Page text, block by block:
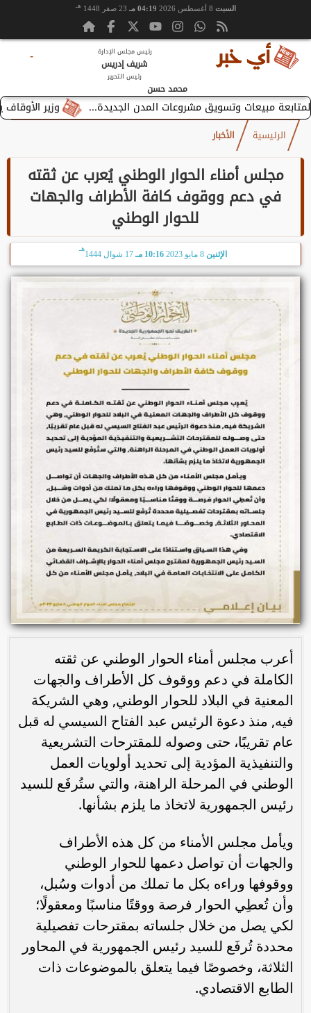
السبت 04:19 مـ 23 صفر 1448 هـ
رئيس مجلس الإدارة
شريف إدريس
رئيس التحرير
محمد حسن
-
وزير الأوقاف
الرئيسية الأخبار
مجلس أمناء الحوار الوطني يُعرب عن ثقته
في دعم ووقوف كافة الأطراف والجهات
للحوار الوطني
الإثنين 8 مايو 2023 10:16 مـ 17 شوال 1444
هـ
أعرب مجلس أمناء الحوار الوطني عن ثقته
الكاملة في دعم ووقوف كل الأطراف والجهات
المعنية في البلاد للحوار الوطني, وهي الشريكة
فيه, منذ دعوة الرئيس عبد الفتاح السيسي له قبل
عام تقريبًا، حتى وصوله للمقترحات التشريعية
والتنفيذية المؤدية إلى تحديد أولويات العمل
الوطني في المرحلة الراهنة، والتي ستُرفَع للسيد
رئيس الجمهورية لاتخاذ ما يلزم بشأنها.
ويأمل مجلس الأمناء من كل هذه الأطراف
والجهات أن تواصل دعمها للحوار الوطني
ووقوفها وراءه بكل ما تملك من أدوات وسُبل،
وأن تُعطِي الحوار فرصة ووقتًا مناسبًا ومعقولًا؛
لكي يصل من خلال جلساته بمقترحات تفصيلية
محددة تُرفَع للسيد رئيس الجمهورية في المحاور
الثلاثة، وخصوصًا فيما يتعلق بالموضوعات ذات
الطابع الاقتصادي.